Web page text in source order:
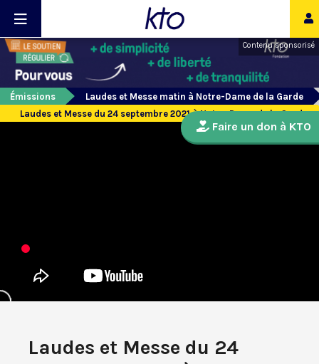
Contenu sponsorisé
Émissions
Laudes et Messe matin à Notre-Dame de la Garde
Laudes et Messe du 24 septembre 2021 à Notre-Dame de la Garde
Laudes et Messe du 24
Faire un don à KTO